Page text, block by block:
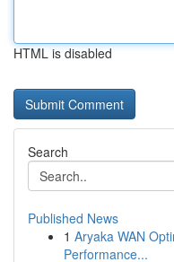
HTML is disabled
Search
Published News
1 Aryaka WAN
Performance...